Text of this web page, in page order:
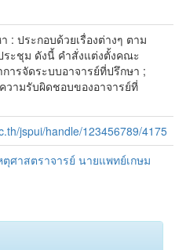
: ประกอบด้วยเรื่องต่างๆ ตาม
ระชุม ดังนี้ คำสั่งแต่งตั้งคณะ
ารจัดระบบอาจารย์ที่ปรึกษา ;
ามรับผิดชอบของอาจารย์ที่
jspui/handle/123456789/4175
ตุศาสตราจารย์ นายแพทย์เกษม